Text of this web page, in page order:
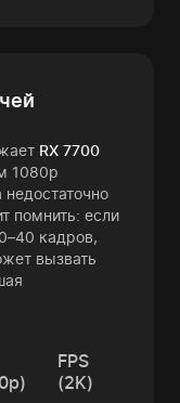
RX 7700
1080p
недостаточно
помнить: если
кадров,
вызвать
FPS
(2K)